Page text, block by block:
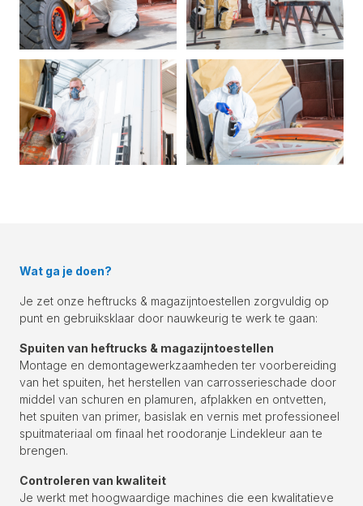
Wat ga je doen?
Je zet onze heftrucks & magazijntoestellen zorgvuldig op
punt en gebruiksklaar door nauwkeurig te werk te gaan:
Spuiten van heftrucks & magazijntoestellen
Montage en demontagewerkzaamheden ter voorbereiding
van het spuiten, het herstellen van carrosserieschade door
middel van schuren en plamuren, afplakken en ontvetten,
het spuiten van primer, basislak en vernis met professioneel
spuitmateriaal om finaal het roodoranje Lindekleur aan te
brengen.
Controleren van kwaliteit
Je werkt met hoogwaardige machines die een kwalitatieve